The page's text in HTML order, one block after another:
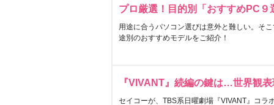
プロ厳選！目的別「おすすめPC９
用途に合うパソコン選びは意外と難しい。そ
途別のおすすめモデルをご紹介！
『VIVANT』続編の鍵は…世界観
セイコーが、TBS系日曜劇場『VIVANT』コラ